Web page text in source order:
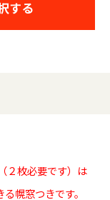
する
（２枚必要です）は
幌窓つきです。